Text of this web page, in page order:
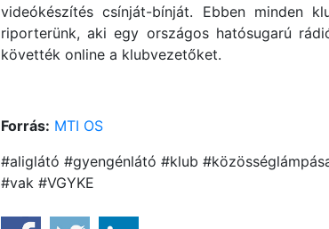
videókészítés csínját-bínját. Ebben minden
riporterünk, aki egy országos hatósugarú
követték online a klubvezetőket.
Forrás: MTI OS
#aliglátó #gyengénlátó #klub
#vak #VGYKE